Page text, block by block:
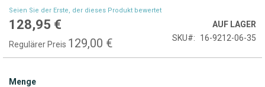
Seien Sie der Erste, der dieses Produkt bewertet
Sonderpreis
128,95 €
Regulärer Preis 129,00 €
AUF LAGER
SKU
16-9212-06-35
Menge